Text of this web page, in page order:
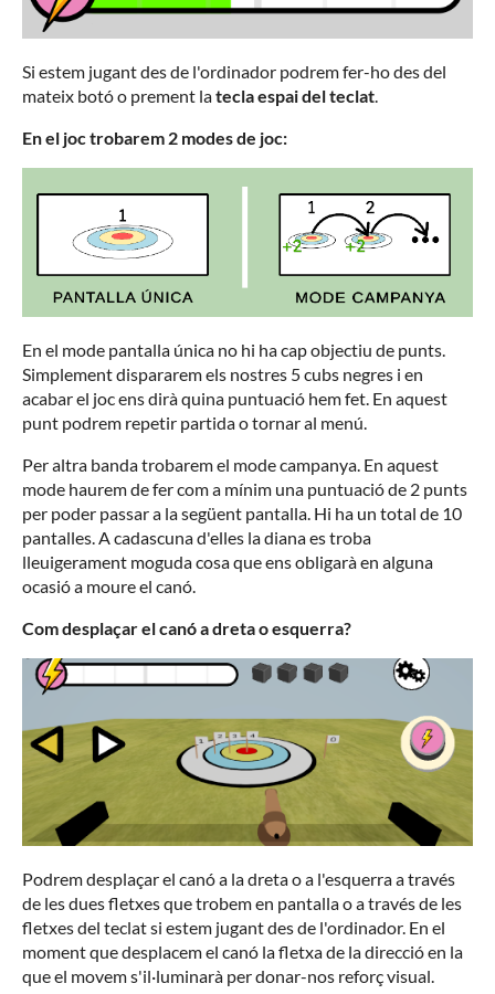
Si estem jugant des de l'ordinador podrem fer-ho des del
mateix botó o prement latecla espai del teclat.
En el joc trobarem 2 modes de joc:
En el mode pantalla única no hi ha cap objectiu de punts.
Simplement dispararem els nostres 5 cubs negres i en
acabar el joc ens dirà quina puntuació hem fet. En aquest
punt podrem repetir partida o tornar al menú.
Per altra banda trobarem el mode campanya. En aquest
mode haurem de fer com a mínim una puntuació de 2 punts
per poder passar a la següent pantalla. Hi ha un total de 10
pantalles. A cadascuna d'elles la diana es troba
lleuigerament moguda cosa que ens obligarà en alguna
ocasió a moure el canó.
Com desplaçar el canó a dreta o esquerra?
Podrem desplaçar el canó a la dreta o a l'esquerra a través
de les dues fletxes que trobem en pantalla o a través de les
fletxes del teclat si estem jugant des de l'ordinador. En el
moment que desplacem el canó la fletxa de la direcció en la
que el movem s'il·luminarà per donar-nos reforç visual.